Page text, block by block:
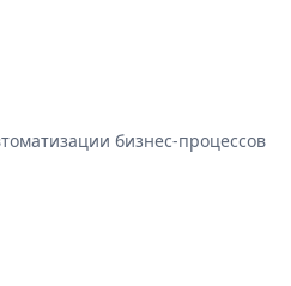
бизнес-процессов